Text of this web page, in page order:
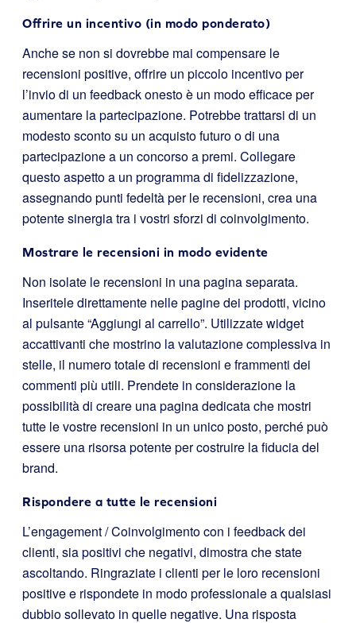
Offrire un incentivo (in modo ponderato)
Anche se non si dovrebbe mai compensare le
recensioni positive, offrire un piccolo incentivo per
l’invio di un feedback onesto è un modo efficace per
aumentare la partecipazione. Potrebbe trattarsi di un
modesto sconto su un acquisto futuro o di una
partecipazione a un concorso a premi. Collegare
questo aspetto a un programma di fidelizzazione,
assegnando punti fedeltà per le recensioni, crea una
potente sinergia tra i vostri sforzi di coinvolgimento.
Mostrare le recensioni in modo evidente
Non isolate le recensioni in una pagina separata.
Inseritele direttamente nelle pagine dei prodotti, vicino
al pulsante “Aggiungi al carrello”. Utilizzate widget
accattivanti che mostrino la valutazione complessiva in
stelle, il numero totale di recensioni e frammenti dei
commenti più utili. Prendete in considerazione la
possibilità di creare una pagina dedicata che mostri
tutte le vostre recensioni in un unico posto, perché può
essere una risorsa potente per costruire la fiducia del
brand.
Rispondere a tutte le recensioni
L’engagement / Coinvolgimento con i feedback dei
clienti, sia positivi che negativi, dimostra che state
ascoltando. Ringraziate i clienti per le loro recensioni
positive e rispondete in modo professionale a qualsiasi
dubbio sollevato in quelle negative. Una risposta